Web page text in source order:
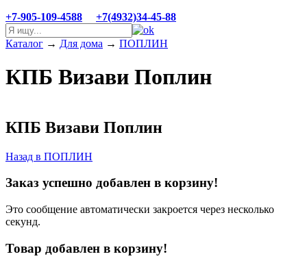
+7-905-109-4588
+7(4932)34-45-88
Каталог → Для дома → ПОПЛИН
КПБ Визави Поплин
КПБ Визави Поплин
Назад в ПОПЛИН
Заказ успешно добавлен в корзину!
Это сообщение автоматически закроется через несколько
секунд.
Товар добавлен в корзину!